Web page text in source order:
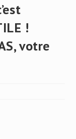
!
votre